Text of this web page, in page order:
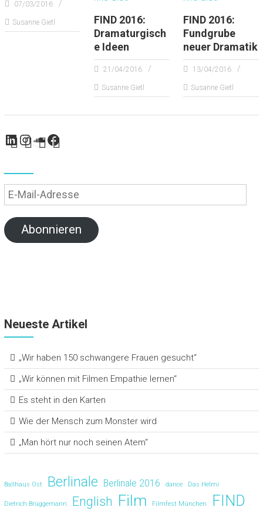
07/03/2016
Susanne Gietl
FIND 2016:
Dramaturgisch
e Ideen
21/04/2016
Susanne Gietl
FIND 2016:
Fundgrube
neuer Dramatik
13/04/2016
Susanne Gietl
LinkedIn
Instagram
SoundCloud
Facebook
E-
Mail-
AdresseAbonnieren
Neueste Artikel
„Wir haben 150 schwangere Frauen gesucht“
„Wir können mit Filmen Empathie lernen“
Es steht in den Karten
Wie der Mensch zum Monster wird
„Man hört nur noch seinen Atem“
Ballhaus Ost Berlinale Berlinale 2016 dance Das Helmi
Dietrich Brüggemann English Film Filmfest München FIND